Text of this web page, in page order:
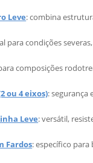
Leve: combina
para condições
composições
ou 4 eixos): segurança
Leve: versátil,
Fardos: específico